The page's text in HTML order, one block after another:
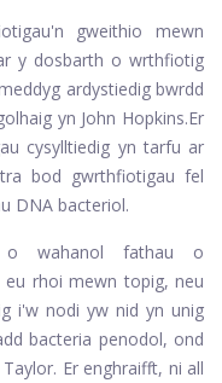
gweithio mewn
y dosbarth o wrthfiotig
ardystiedig bwrdd
yn John Hopkins.Er
cysylltiedig yn tarfu ar
bod gwrthfiotigau fel
DNA bacteriol.
o wahanol fathau o
rhoi mewn topig, neu
i'w nodi yw nid yn unig
bacteria penodol, ond
Er enghraifft, ni all